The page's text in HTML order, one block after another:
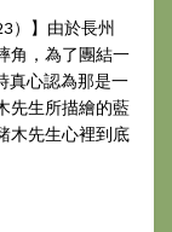
）】由於長州
角，為了團結一
真心認為那是一
先生所描繪的藍
木先生心裡到底